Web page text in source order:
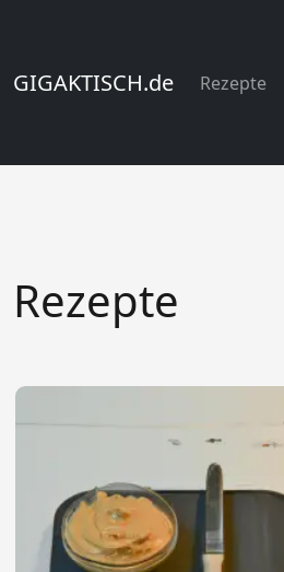
GIGAKTISCH.de Rezepte
Rezepte